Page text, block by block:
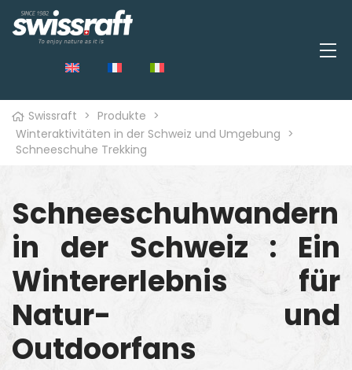
Swissraft > Produkte >
Winteraktivitäten in der Schweiz und Umgebung >
Schneeschuhe Trekking
Schneeschuhwandern
in der Schweiz : Ein
Wintererlebnis für
Natur- und
Outdoorfans